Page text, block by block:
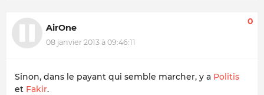
AirOne
08 janvier 2013 à 09:46:11
0
Sinon, dans le payant qui semble marcher, y a Politis
et Fakir.